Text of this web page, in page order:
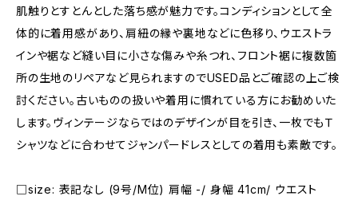
肌触りとすとんとした落ち感が魅力です。コンディションとして全
体的に着用感があり、肩紐の縁や裏地などに色移り、ウエストラ
インや裾など縫い目に小さな傷みや糸つれ、フロント裾に複数箇
所の生地のリペアなど見られますのでUSED品とご確認の上ご検
討ください。古いものの扱いや着用に慣れている方にお勧めいた
します。ヴィンテージならではのデザインが目を引き、一枚でもＴ
シャツなどに合わせてジャンパードレスとしての着用も素敵です。
□size: 表記なし (9号/M位) 肩幅 -/ 身幅 41cm/ ウエスト